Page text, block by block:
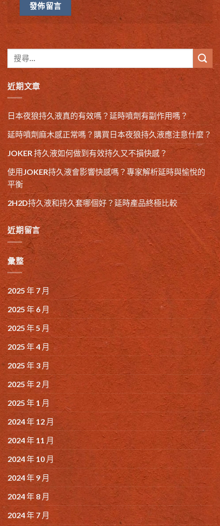
近期文章
日本夜狼持久液真的有效嗎？延時噴劑有副作用嗎？
延時噴劑麻木感正常嗎？購買日本夜狼持久液應注意什麼？
JOKER 持久液如何做到有效持久又不損快感？
使用JOKER持久液會影響快感嗎？專家解析延時與愉悅的
平衡
2H2D持久液和持久套哪個好？延時產品終極比較
近期留言
彙整
2025 年 7 月
2025 年 6 月
2025 年 5 月
2025 年 4 月
2025 年 3 月
2025 年 2 月
2025 年 1 月
2024 年 12 月
2024 年 11 月
2024 年 10 月
2024 年 9 月
2024 年 8 月
2024 年 7 月